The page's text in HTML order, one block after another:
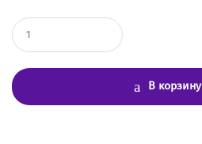
К
о
ч
е
В корзину